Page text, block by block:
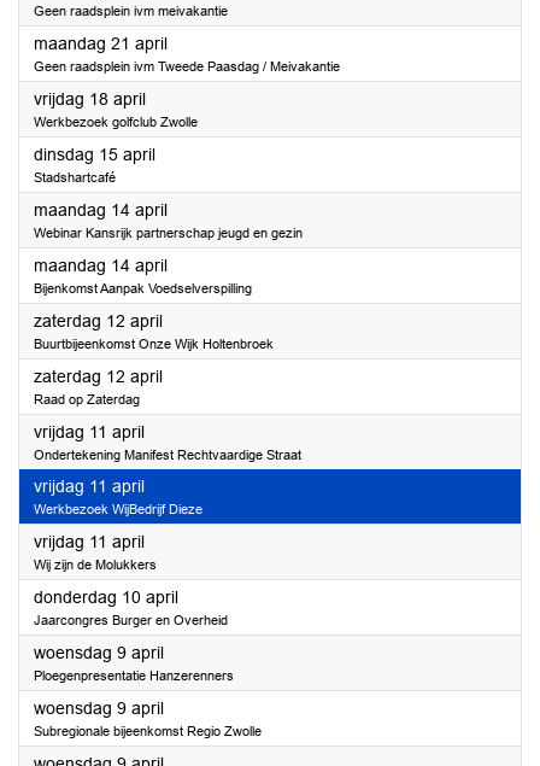
Geen raadsplein ivm meivakantie
maandag 21 april2025
Geen raadsplein ivm Tweede Paasdag / Meivakantie
vrijdag 18 april2025
Werkbezoek golfclub Zwolle
dinsdag 15 april2025
Stadshartcafé
maandag 14 april2025
Webinar Kansrijk partnerschap jeugd en gezin
maandag 14 april2025
Bijenkomst Aanpak Voedselverspilling
zaterdag 12 april2025
Buurtbijeenkomst Onze Wijk Holtenbroek
zaterdag 12 april2025
Raad op Zaterdag
vrijdag 11 april2025
Ondertekening Manifest Rechtvaardige Straat
vrijdag 11 april2025
Werkbezoek WijBedrijf Dieze
vrijdag 11 april2025
Wij zijn de Molukkers
donderdag 10 april2025
Jaarcongres Burger en Overheid
woensdag 9 april2025
Ploegenpresentatie Hanzerenners
woensdag 9 april2025
Subregionale bijeenkomst Regio Zwolle